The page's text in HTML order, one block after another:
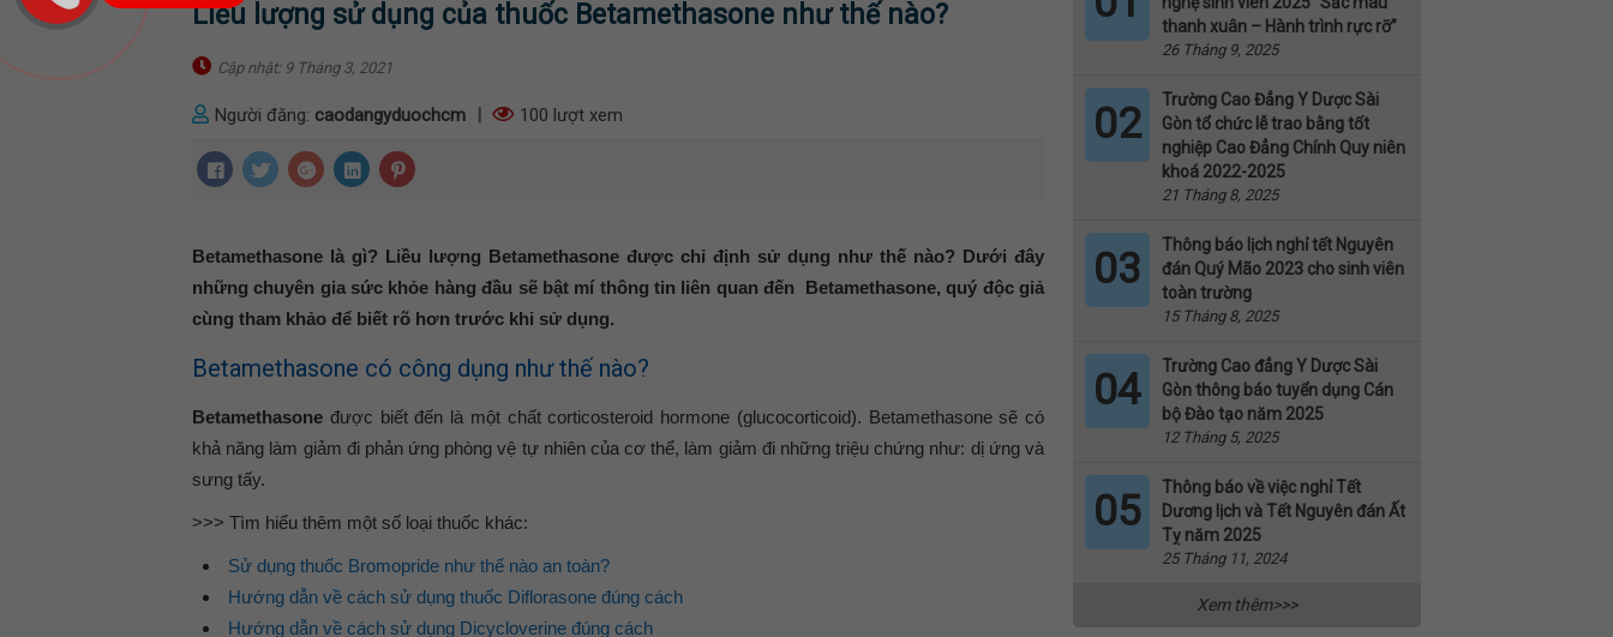
Liều lượng sử dụng của thuốc Betamethasone như thế nào?
Cập nhật: 9 Tháng 3, 2021
Người đăng: caodangyduochcm 100 lượt xem
Betamethasone là gì? Liều lượng Betamethasone được chỉ định sử dụng như thế nào? Dưới đây
những chuyên gia sức khỏe hàng đầu sẽ bật mí thông tin liên quan đến Betamethasone, quý độc giả
cùng tham khảo để biết rõ hơn trước khi sử dụng.
Betamethasone có công dụng như thế nào?
Betamethasone được biết đến là một chất corticosteroid hormone (glucocorticoid). Betamethasone sẽ có
khả năng làm giảm đi phản ứng phòng vệ tự nhiên của cơ thể, làm giảm đi những triệu chứng như: dị ứng và
sưng tấy.
>>> Tìm hiểu thêm một số loại thuốc khác:
Sử dụng thuốc Bromopride như thế nào an toàn?
Hướng dẫn về cách sử dụng thuốc Diflorasone đúng cách
Hướng dẫn về cách sử dụng Dicycloverine đúng cách
thanh xuân – Hành trình rực rỡ”
26 Tháng 9, 2025
02
Trường Cao Đẳng Y Dược Sài
Gòn tổ chức lễ trao bằng tốt
nghiệp Cao Đẳng Chính Quy niên
khoá 2022-2025
21 Tháng 8, 2025
03
Thông báo lịch nghỉ tết Nguyên
đán Quý Mão 2023 cho sinh viên
toàn trường
15 Tháng 8, 2025
04
Trường Cao đẳng Y Dược Sài
Gòn thông báo tuyển dụng Cán
bộ Đào tạo năm 2025
12 Tháng 5, 2025
05
Thông báo về việc nghỉ Tết
Dương lịch và Tết Nguyên đán Ất
Tỵ năm 2025
25 Tháng 11, 2024
Xem thêm>>>